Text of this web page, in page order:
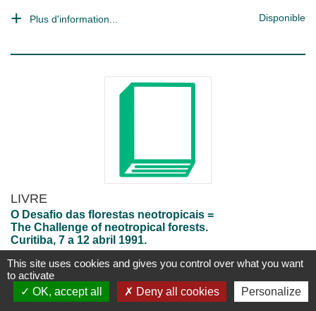
Plus d'information... Disponible
LIVRE
O Desafio das florestas neotropicais =
The Challenge of neotropical forests.
Curitiba, 7 a 12 abril 1991.
UNIVERSIDADE FEDERAL DO PARANA.Curitiba
Curitiba : Siège;1991
XVIII-430 p. : résumés anglais ; 21 cm
This site uses cookies and gives you control over what you want
to activate
OK, accept all
Deny all cookies Personalize